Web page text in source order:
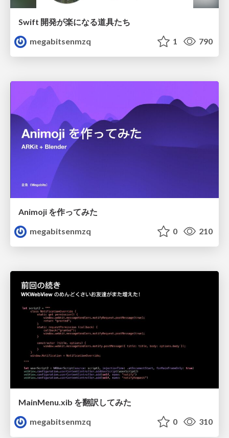
Swift 開発が楽になる道具たち
megabitsenmzq
1 790
Animoji を作ってみた
megabitsenmzq
0 210
MainMenu.xib を翻訳してみた
megabitsenmzq
0 310